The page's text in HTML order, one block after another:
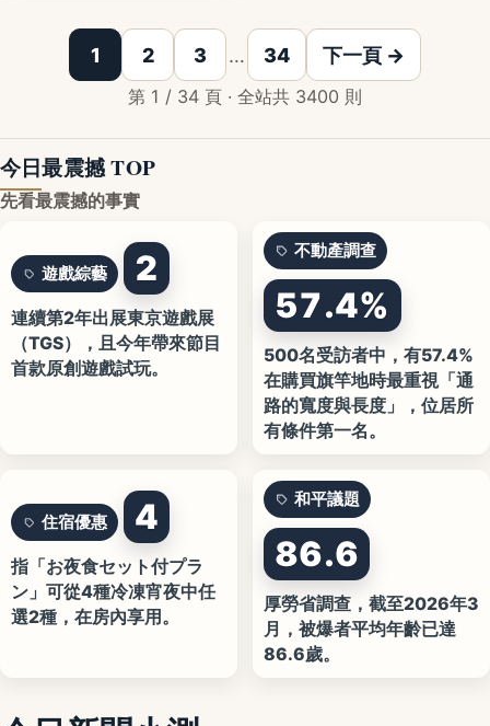
1 2 3 … 34 下一頁 →
第 1 / 34 頁 · 全站共 3400 則
今日最震撼 TOP
先看最震撼的事實
遊戲綜藝 2
連續第2年出展東京遊戲展
（TGS），且今年帶來節目
首款原創遊戲試玩。
不動產調查
57.4%
500名受訪者中，有57.4%
在購買旗竿地時最重視「通
路的寬度與長度」，位居所
有條件第一名。
住宿優惠 4
指「お夜食セット付プラ
ン」可從4種冷凍宵夜中任
選2種，在房內享用。
和平議題
86.6
厚勞省調查，截至2026年3
月，被爆者平均年齡已達
86.6歲。